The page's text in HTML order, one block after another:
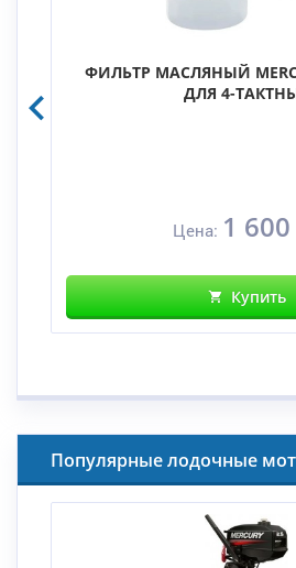
ФИЛЬТР МАСЛЯНЫЙ
ДЛЯ 4-
Цена: 1
Купить
Популярные лодочные